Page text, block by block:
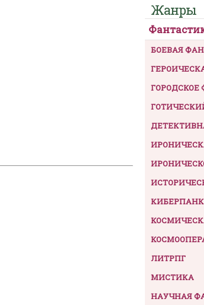
Жанры
БОЕВАЯ
ГОРОДСКОЕ
КИБЕРПАНК
ЛИТРПГ
МИСТИКА
НАУЧНАЯ